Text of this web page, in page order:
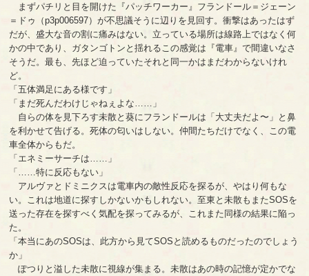
まずパチリと目を開けた『パッチワーカー』フランドール＝ジェーン
＝ドゥ（p3p006597）が不思議そうに辺りを見回す。衝撃はあったはず
だが、盛大な音の割に痛みはない。立っている場所は線路上ではなく何
かの中であり、ガタンゴトンと揺れるこの感覚は『電車』で間違いなさ
そうだ。最も、先ほど迫っていたそれと同一かはまだわからないけれ
ど。
「五体満足にある様です」
「まだ死んだわけじゃねぇよな……」
自らの体を見下ろす未散と葵にフランドールは「大丈夫だよ〜」と鼻
を利かせて告げる。死体の匂いはしない。仲間たちだけでなく、この電
車全体からもだ。
「エネミーサーチは……」
「……特に反応もない」
アルヴァとドミニクスは電車内の敵性反応を探るが、やはり何もな
い。これは地道に探すしかないかもしれない。至東と未散もまたSOSを
送った存在を探すべく気配を探ってみるが、これまた同様の結果に陥っ
た。
「本当にあのSOSは、此方から見てSOSと読めるものだったのでしょう
か」
ぽつりと溢した未散に視線が集まる。未散はあの時の記憶が定かでな